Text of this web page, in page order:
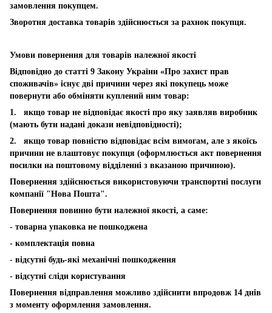
замовлення покупцем.
Зворотня доставка товарів здійснюється за рахнок покупця.
Умови повернення для товарів належної якості
Відповідно до статті 9 Закону України «Про захист прав
споживачів» існує дві причини через які покупець може
повернути або обміняти куплений ним товар:
1. якщо товар не відповідає якості про яку заявляв виробник
(мають бути надані докази невідповідності);
2. якщо товар повністю відповідає всім вимогам, але з якоїсь
причини не влаштовує покупця (оформлюється акт повернення
посилки на поштовому відділенні з вказаною причиною).
Повернення здійснюється використовуючи транспортні послуги
компанії "Нова Пошта".
Повернення повинно бути належної якості, а саме:
- товарна упаковка не пошкоджена
- комплектація повна
- відсутні будь-які механічні пошкодження
- відсутні сліди користування
Повернення відправлення можливо здійснити впродовж 14 днів
з моменту оформлення замовлення.